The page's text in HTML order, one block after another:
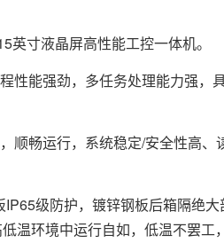
英寸液晶屏高性能工控一体机。
能强劲，多任务处理能力强，
顺畅运行，系统稳定/安全性高、
级防护，镀锌钢板后箱隔绝
温环境中运行自如，低温不罢工